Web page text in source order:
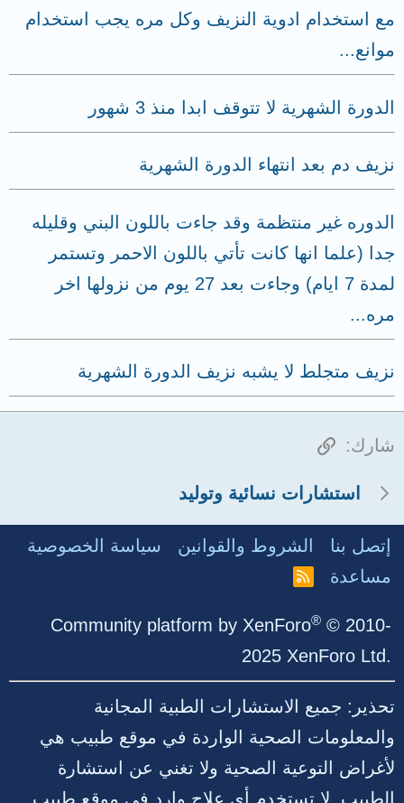
مع استخدام ادوية النزيف وكل مره يجب استخدام
موانع...
الدورة الشهرية لا تتوقف ابدا منذ 3 شهور
نزيف دم بعد انتهاء الدورة الشهرية
الدوره غير منتظمة وقد جاءت باللون البني وقليله
جدا (علما انها كانت تأتي باللون الاحمر وتستمر
لمدة 7 ايام) وجاءت بعد 27 يوم من نزولها اخر
مره...
نزيف متجلط لا يشبه نزيف الدورة الشهرية
شارك: الرابط
استشارات نسائية وتوليد
إتصل بنا الشروط والقوانين
سياسة الخصوصية
مساعدة
R
Community platform by XenForo® © 2010-
2025 XenForo Ltd.
تحذير: جميع الاستشارات الطبية المجانية
والمعلومات الصحية الواردة في موقع طبيب هي
لأغراض التوعية الصحية ولا تغني عن استشارة
الطبيب. لا تستخدم أي علاج وارد في موقع طبيب